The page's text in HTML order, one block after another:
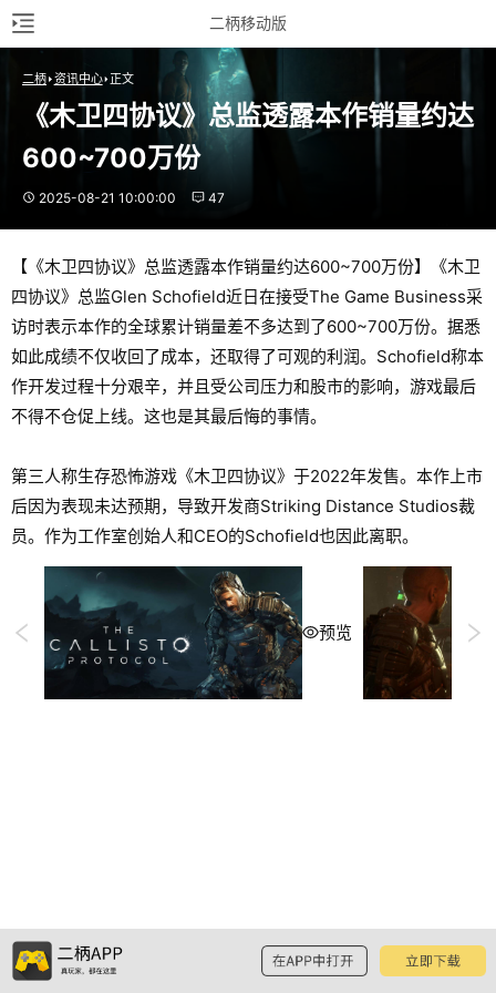
二柄移动版
二柄 资讯中心 正文
《木卫四协议》总监透露本作销量约达
600~700万份
2025-08-21 10:00:00 47
【《木卫四协议》总监透露本作销量约达600~700万份】《木卫
四协议》总监Glen Schofield近日在接受The Game Business采
访时表示本作的全球累计销量差不多达到了600~700万份。据悉
如此成绩不仅收回了成本，还取得了可观的利润。Schofield称本
作开发过程十分艰辛，并且受公司压力和股市的影响，游戏最后
不得不仓促上线。这也是其最后悔的事情。
第三人称生存恐怖游戏《木卫四协议》于2022年发售。本作上市
后因为表现未达预期，导致开发商Striking Distance Studios裁
员。作为工作室创始人和CEO的Schofield也因此离职。
预览